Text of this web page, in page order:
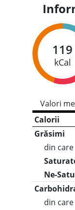
119
kCal
Valori
Calorii
Grăsimi
din care
Ne-
din care